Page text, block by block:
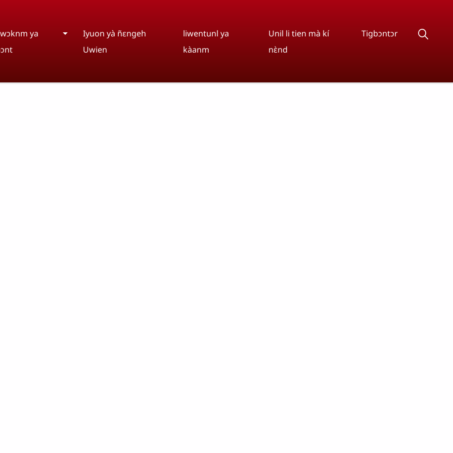
ya
Iyuon yà ñɛngeh
Uwien
liwentunl ya
kàanm
Unil li tien mà kí
nɛ̀nd
Tigbɔntɔr